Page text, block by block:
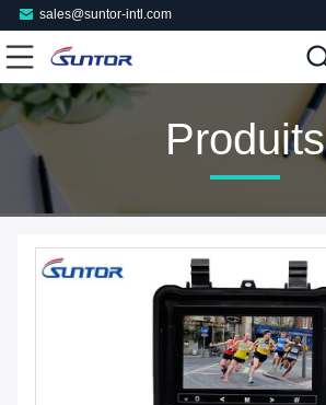
sales@suntor-intl.com
Produits